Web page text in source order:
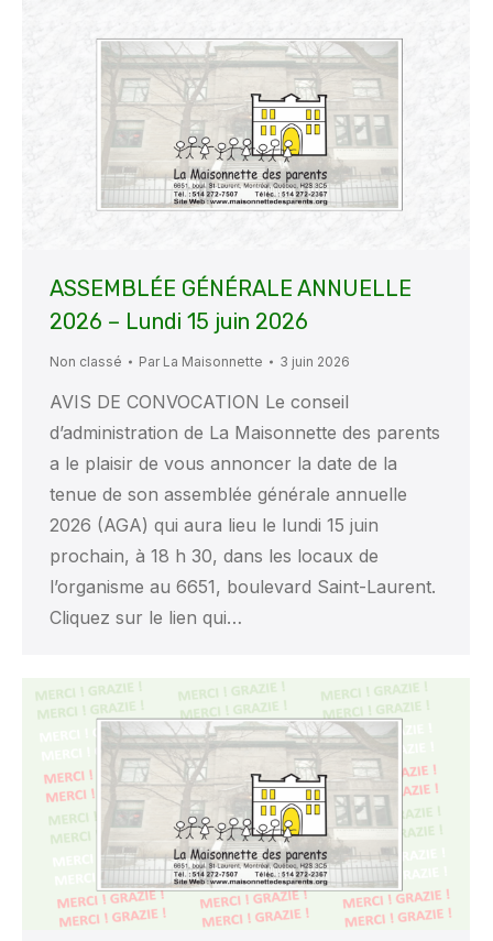
ASSEMBLÉE GÉNÉRALE ANNUELLE
2026 – Lundi 15 juin 2026
Non classé Par La Maisonnette 3 juin 2026
AVIS DE CONVOCATION Le conseil
d’administration de La Maisonnette des parents
a le plaisir de vous annoncer la date de la
tenue de son assemblée générale annuelle
2026 (AGA) qui aura lieu le lundi 15 juin
prochain, à 18 h 30, dans les locaux de
l’organisme au 6651, boulevard Saint-Laurent.
Cliquez sur le lien qui…